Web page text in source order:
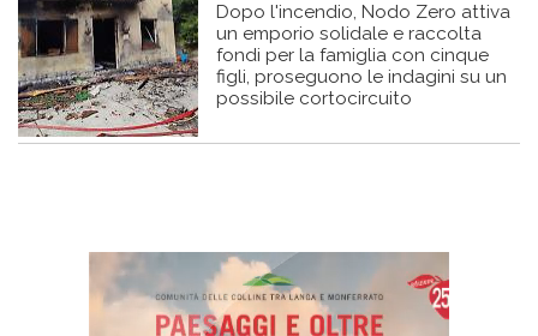
Dopo l'incendio, Nodo Zero attiva
un emporio solidale e raccolta
fondi per la famiglia con cinque
figli, proseguono le indagini su un
possibile cortocircuito